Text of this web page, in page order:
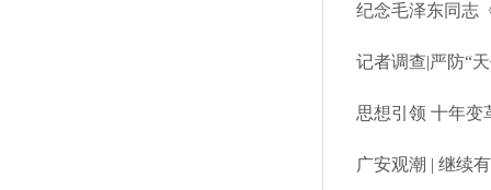
纪念毛泽东同志
记者调查|严防“
思想引领 十年变
广安观潮 | 继续